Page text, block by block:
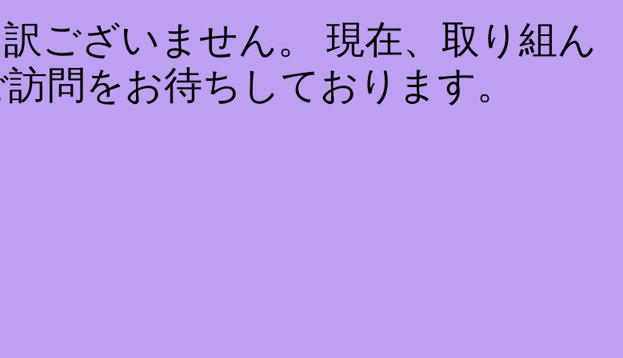
ございません。 現在、取り組ん
問をお待ちしております。